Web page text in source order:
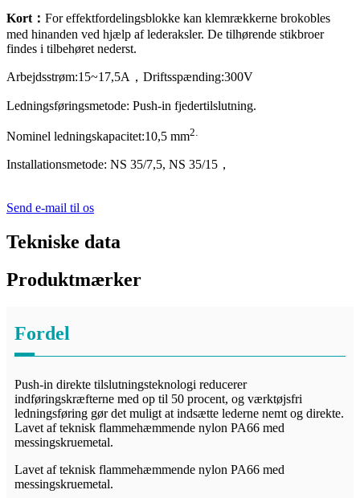
Kort ： For effektfordelingsblokke kan klemrækkerne brokobles
med hinanden ved hjælp af lederaksler. De tilhørende stikbroer
findes i tilbehøret nederst.
Arbejdsstrøm:15~17,5A ， Driftsspænding:300V
Ledningsføringsmetode: Push-in fjedertilslutning.
Nominel ledningskapacitet:10,5 mm2.
Installationsmetode: NS 35/7,5, NS 35/15 ，
Send e-mail til os
Tekniske data
Produktmærker
Fordel
Push-in direkte tilslutningsteknologi reducerer
indføringskræfterne med op til 50 procent, og værktøjsfri
ledningsføring gør det muligt at indsætte lederne nemt og direkte.
Lavet af teknisk flammehæmmende nylon PA66 med
messingskruemetal.
Lavet af teknisk flammehæmmende nylon PA66 med
messingskruemetal.